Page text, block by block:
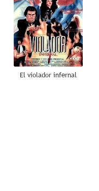
El violador infernal